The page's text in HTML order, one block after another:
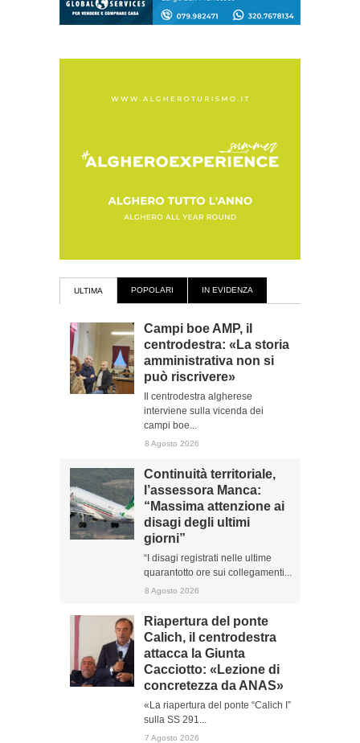
ULTIMA POPOLARI IN EVIDENZA
Campi boe AMP, il
centrodestra: «La storia
amministrativa non si
può riscrivere»
Il centrodestra algherese
interviene sulla vicenda dei
campi boe...
8 Agosto 2026
Continuità territoriale,
l’assessora Manca:
“Massima attenzione ai
disagi degli ultimi
giorni”
“I disagi registrati nelle ultime
quarantotto ore sui collegamenti...
8 Agosto 2026
Riapertura del ponte
Calich, il centrodestra
attacca la Giunta
Cacciotto: «Lezione di
concretezza da ANAS»
«La riapertura del ponte “Calich I”
sulla SS 291...
7 Agosto 2026